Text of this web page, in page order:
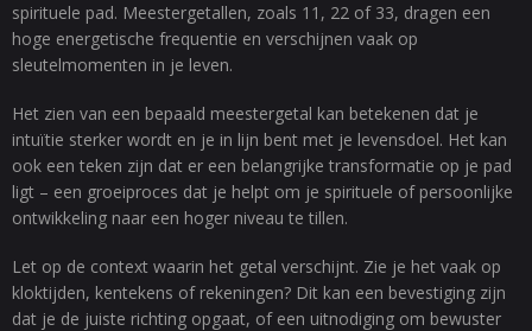
spirituele pad. Meestergetallen, zoals 11, 22 of 33, dragen een
hoge energetische frequentie en verschijnen vaak op
sleutelmomenten in je leven.
Het zien van een bepaald meestergetal kan betekenen dat je
intuïtie sterker wordt en je in lijn bent met je levensdoel. Het kan
ook een teken zijn dat er een belangrijke transformatie op je pad
ligt – een groeiproces dat je helpt om je spirituele of persoonlijke
ontwikkeling naar een hoger niveau te tillen.
Let op de context waarin het getal verschijnt. Zie je het vaak op
kloktijden, kentekens of rekeningen? Dit kan een bevestiging zijn
dat je de juiste richting opgaat, of een uitnodiging om bewuster